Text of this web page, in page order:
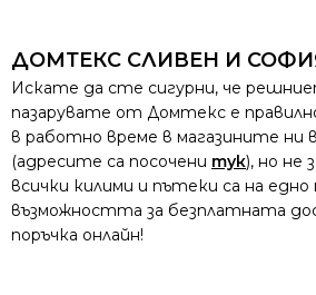
ДОМТЕКС СЛИВЕН И
Искате да сте сигурни, че
пазарувате от Домтекс е
в работно време в магазините ни
(адресите са посочени тук), но не
всички килими и пътеки са на едно
възможността за безплатната
поръчка онлайн!